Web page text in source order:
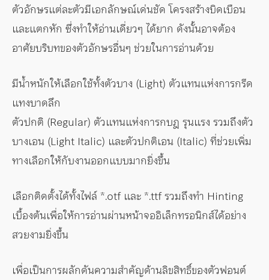
ตัวอักษรแต่ละตัวมีเอกลักษณ์เด่นชัด โครงสร้างบิดเบือน
และแตกหัก ซึ่งทำให้อ่านเดี่ยวๆ ได้ยาก ดังนั้นอาจต้อง
อาศัยบริบทของตัวอักษรอื่นๆ ช่วยในการอ่านด้วย
มีน้ำหนักให้เลือกใช้ทั้งตัวบาง (Light) ตัวแทนแห่งการกรีด
แทงบาดลึก
ตัวปกติ (Regular) ตัวแทนแห่งการกบฎ รุนแรง รวมถึงตัว
บางเอน (Light Italic) และตัวปกติเอน (Italic) ที่ช่วยเพิ่ม
ทางเลือกให้กับงานออกแบบมากยิ่งขึ้น
เลือกติดตั้งได้ทั้งไฟล์ *.otf และ *.ttf รวมถึงทำ Hinting
เบื้องต้นเพื่อให้การอ่านผ่านหน้าจออิเล็กทรอนิกส์ได้อย่าง
สวยงามยิ่งขึ้น
เพื่อเป็นการผลักดันความสำคัญด้านลิขสิทธิ์ของตัวฟอนต์